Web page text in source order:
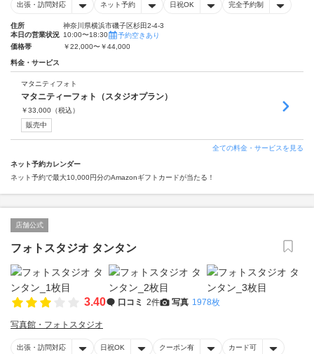
出張・訪問対応 ネット予約 日祝OK 完全予約制
住所
神奈川県横浜市磯子区杉田2-4-3
本日の営業状況 10:00〜18:30
予約空きあり
価格帯
￥22,000〜￥44,000
料金・サービス
マタニティフォト
マタニティーフォト（スタジオプラン）
￥33,000 （税込）
販売中
全ての料金・サービスを見る
ネット予約カレンダー
ネット予約で最大10,000円分のAmazonギフトカードが当たる！
店舗公式
フォトスタジオ タンタン
3.40 口コミ 2件 写真 1978枚
写真館・フォトスタジオ
出張・訪問対応 日祝OK クーポン有 カード可